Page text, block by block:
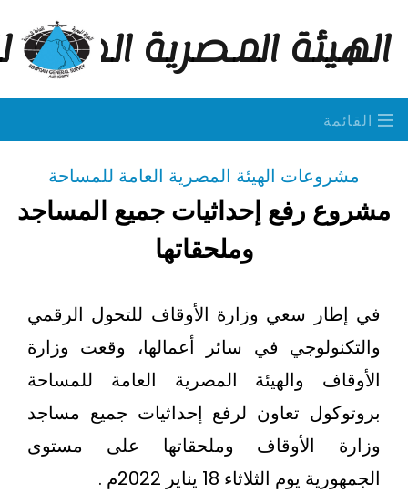
الهيئة المصرية
القائمة
مشروعات الهيئة المصرية العامة للمساحة
مشروع رفع إحداثيات جميع المساجد
وملحقاتها
في إطار سعي وزارة الأوقاف للتحول الرقمي
والتكنولوجي في سائر أعمالها، وقعت وزارة
الأوقاف والهيئة المصرية العامة للمساحة
بروتوكول تعاون لرفع إحداثيات جميع مساجد
وزارة الأوقاف وملحقاتها على مستوى
الجمهورية يوم الثلاثاء 18 يناير 2022م .